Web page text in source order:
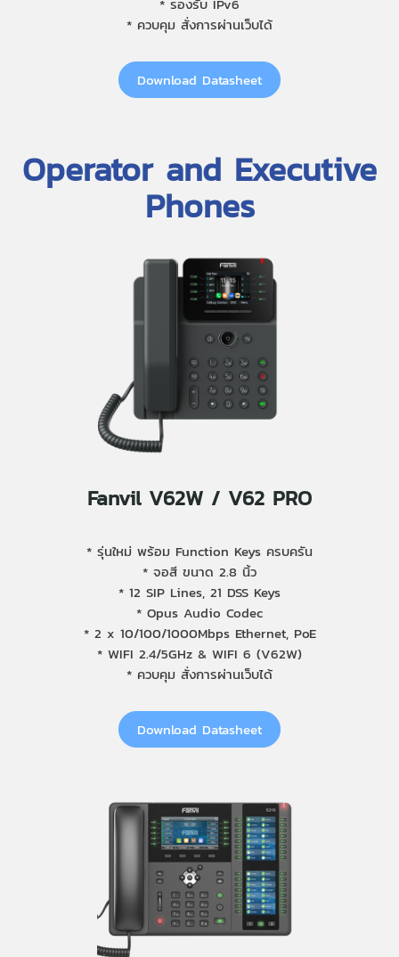
* ควบคุม สั่งการผ่านเว็บได้
Download Datasheet
Operator and Executive
Phones
Fanvil V62W / V62 PRO
* รุ่นใหม่ พร้อม Function Keys ครบครัน
* จอสี ขนาด 2.8 นิ้ว
* 12 SIP Lines, 21 DSS Keys
* Opus Audio Codec
* 2 x 10/100/1000Mbps Ethernet, PoE
* WIFI 2.4/5GHz & WIFI 6 (V62W)
* ควบคุม สั่งการผ่านเว็บได้
Download Datasheet